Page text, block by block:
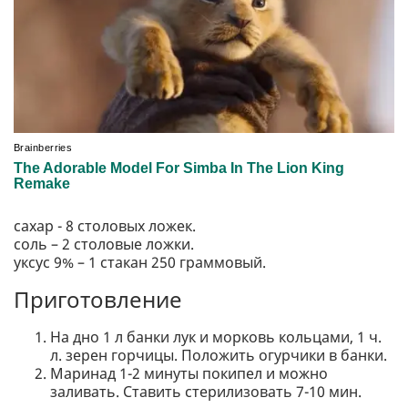
сахар - 8 столовых ложек.
соль – 2 столовые ложки.
уксус 9% – 1 стакан 250 граммовый.
Приготовление
На дно 1 л банки лук и морковь кольцами, 1 ч.
л. зерен горчицы. Положить огурчики в банки.
Маринад 1-2 минуты покипел и можно
заливать. Ставить стерилизовать 7-10 мин.